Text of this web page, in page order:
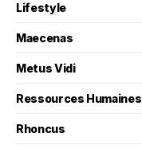
Lifestyle
Maecenas
Metus Vidi
Ressources Humaines
Rhoncus